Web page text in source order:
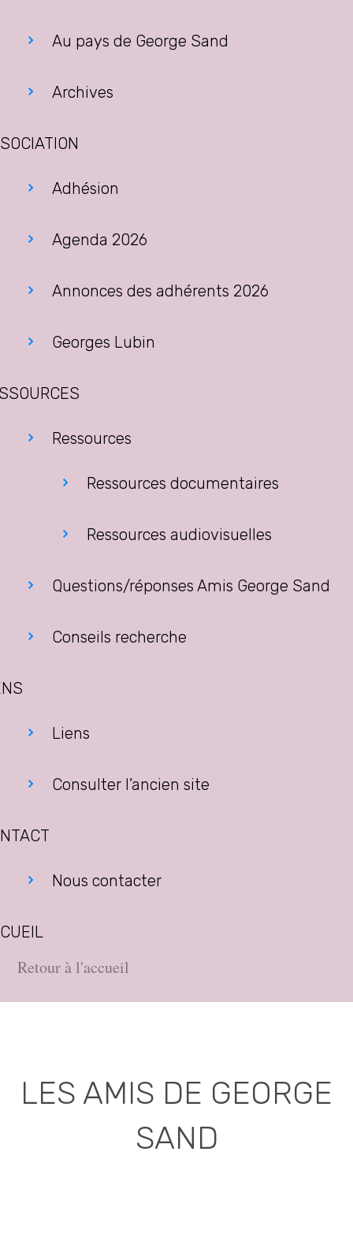
Au pays de George Sand
Archives
Adhésion
Agenda 2026
Annonces des adhérents 2026
Georges Lubin
Ressources
Ressources documentaires
Ressources audiovisuelles
Questions/réponses Amis George Sand
Conseils recherche
Liens
Consulter l’ancien site
Nous contacter
Retour à l'accueil
LES AMIS DE GEORGE
SAND